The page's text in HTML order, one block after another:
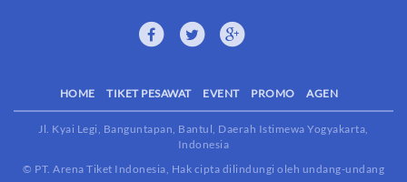
HOME TIKET PESAWAT EVENT PROMO AGEN
Jl. Kyai Legi, Banguntapan, Bantul, Daerah Istimewa Yogyakarta,
Indonesia
© PT. Arena Tiket Indonesia, Hak cipta dilindungi oleh undang-undang